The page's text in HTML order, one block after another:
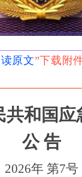
原文”下载附
共和国应
公 告
2026年 第7号